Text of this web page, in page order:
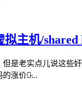
主机/shared
是老实点儿说这
涨价了̷...